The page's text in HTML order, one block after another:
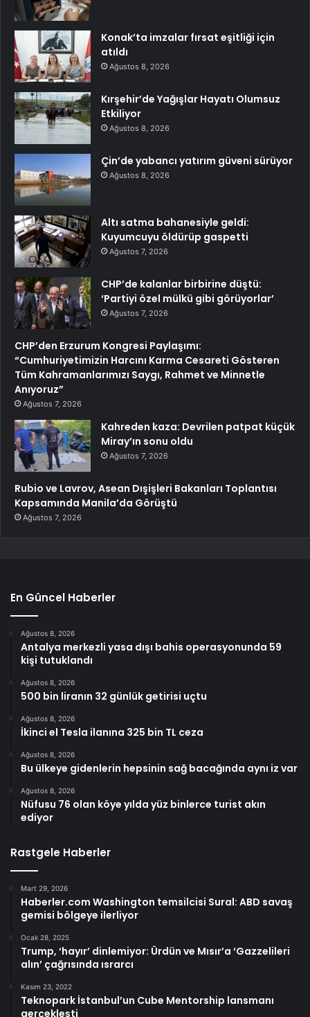
Konak’ta imzalar fırsat eşitliği için
atıldı
Ağustos 8, 2026
Kırşehir’de Yağışlar Hayatı Olumsuz
Etkiliyor
Ağustos 8, 2026
Çin’de yabancı yatırım güveni sürüyor
Ağustos 8, 2026
Altı satma bahanesiyle geldi:
Kuyumcuyu öldürüp gaspetti
Ağustos 7, 2026
CHP’de kalanlar birbirine düştü:
‘Partiyi özel mülkü gibi görüyorlar’
Ağustos 7, 2026
CHP’den Erzurum Kongresi Paylaşımı:
“Cumhuriyetimizin Harcını Karma Cesareti Gösteren
Tüm Kahramanlarımızı Saygı, Rahmet ve Minnetle
Anıyoruz”
Ağustos 7, 2026
Kahreden kaza: Devrilen patpat küçük
Miray’ın sonu oldu
Ağustos 7, 2026
Rubio ve Lavrov, Asean Dışişleri Bakanları Toplantısı
Kapsamında Manila’da Görüştü
Ağustos 7, 2026
En Güncel Haberler
Ağustos 8, 2026
Antalya merkezli yasa dışı bahis operasyonunda 59
kişi tutuklandı
Ağustos 8, 2026
500 bin liranın 32 günlük getirisi uçtu
Ağustos 8, 2026
İkinci el Tesla ilanına 325 bin TL ceza
Ağustos 8, 2026
Bu ülkeye gidenlerin hepsinin sağ bacağında aynı iz var
Ağustos 8, 2026
Nüfusu 76 olan köye yılda yüz binlerce turist akın
ediyor
Rastgele Haberler
Mart 29, 2026
Haberler.com Washington temsilcisi Sural: ABD savaş
gemisi bölgeye ilerliyor
Ocak 28, 2025
Trump, ‘hayır’ dinlemiyor: Ürdün ve Mısır’a ‘Gazzelileri
alın’ çağrısında ısrarcı
Kasım 23, 2022
Teknopark İstanbul’un Cube Mentorship lansmanı
gerçekleşti